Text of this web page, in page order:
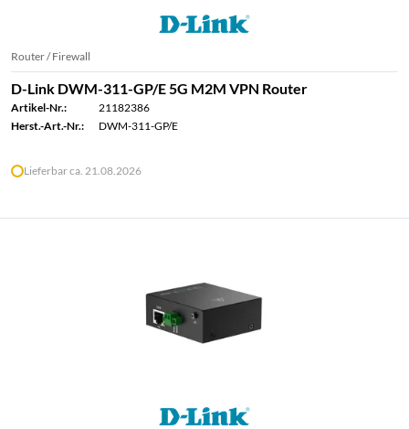
Router / Firewall
D-Link DWM-311-GP/E 5G M2M VPN Router
Artikel-Nr.:
21182386
Herst.-Art.-Nr.:
DWM-311-GP/E
Lieferbar ca. 21.08.2026